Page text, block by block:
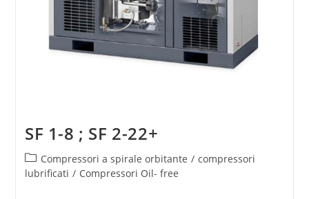
SF 1-8 ; SF 2-22+
Compressori a spirale orbitante / compressori
lubrificati / Compressori Oil- free